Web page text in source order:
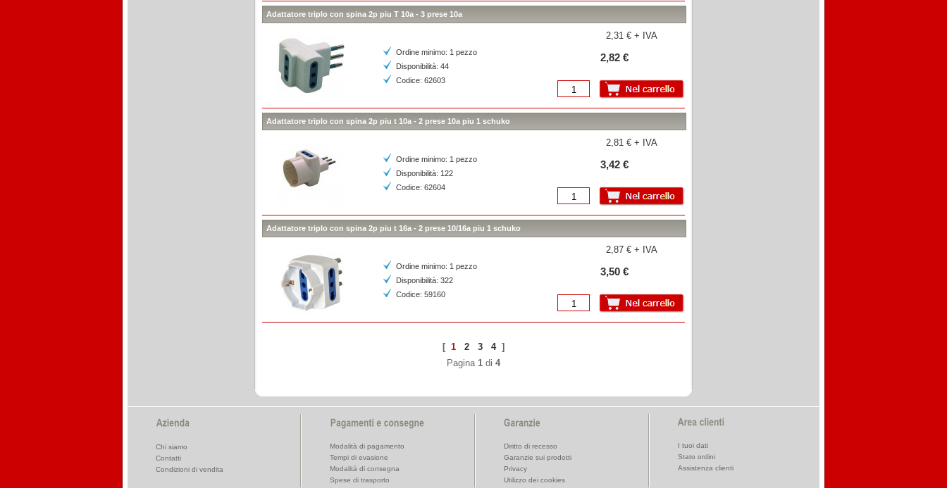
Adattatore triplo con spina 2p piu T 10a - 3 prese 10a
Ordine minimo: 1 pezzo
Disponibilità: 44
Codice: 62603
2,31 € + IVA
2,82 €
Adattatore triplo con spina 2p piu t 10a - 2 prese 10a piu 1 schuko
Ordine minimo: 1 pezzo
Disponibilità: 122
Codice: 62604
2,81 € + IVA
3,42 €
Adattatore triplo con spina 2p piu t 16a - 2 prese 10/16a piu 1 schuko
Ordine minimo: 1 pezzo
Disponibilità: 322
Codice: 59160
2,87 € + IVA
3,50 €
[ 1 2 3 4]
Pagina 1 di 4
Chi siamo
Contatti
Condizioni di vendita
Modalità di pagamento
Tempi di evasione
Modalità di consegna
Spese di trasporto
Diritto di recesso
Garanzie sui prodotti
Privacy
Utilizzo dei cookies
I tuoi dati
Stato ordini
Assistenza clienti